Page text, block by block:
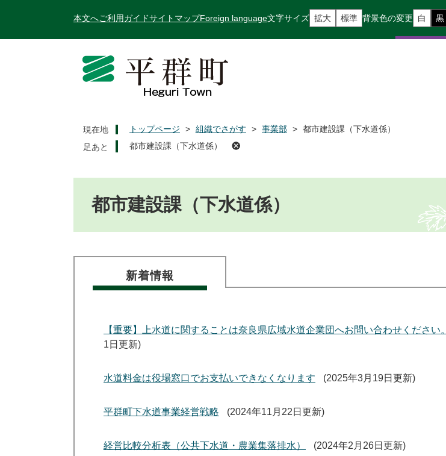
本文へご利用ガイドサイトマップForeign language文字サイズ 拡大 標準 背景色の変更 白 黒
現在地 トップページ > 組織でさがす > 事業部 > 都市建設課（下水道係）
都市建設課（下水道係）
都市建設課（下水道係）
新着情報
【重要】上水道に関することは奈良県広域水道企業団へお問い合わせください。
1日更新
水道料金は役場窓口でお支払いできなくなります 2025年3月19日更新
平群町下水道事業経営戦略 2024年11月22日更新
経営比較分析表（公共下水道・農業集落排水） 2024年2月26日更新